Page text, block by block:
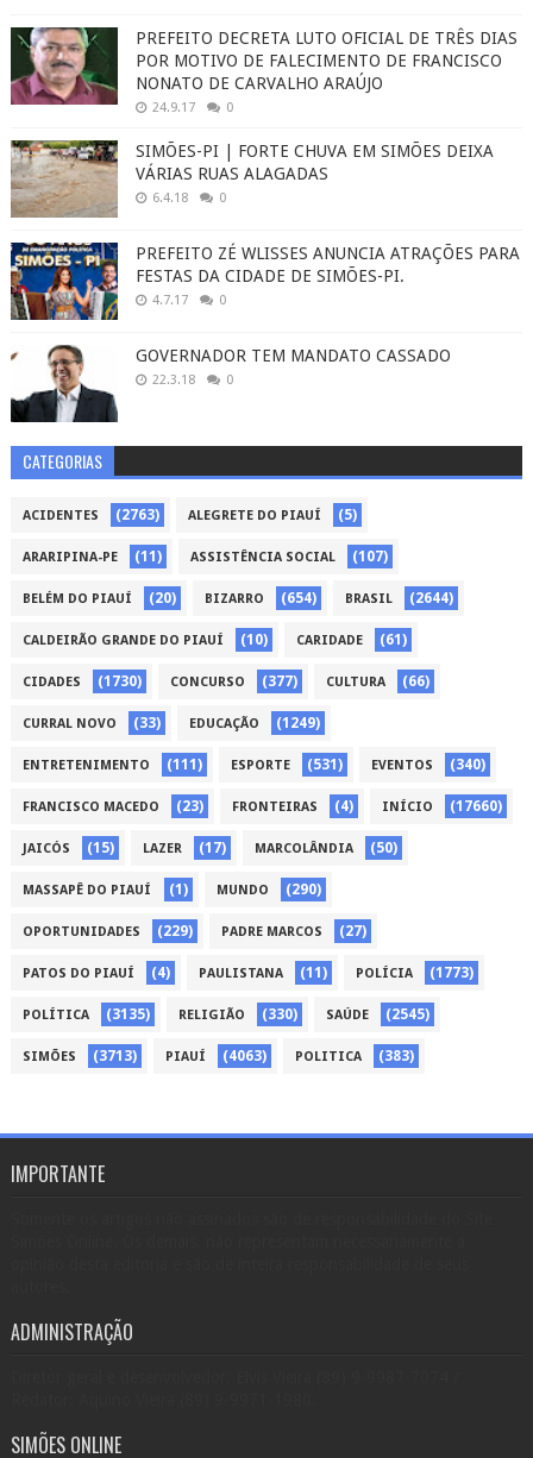
PREFEITO DECRETA LUTO OFICIAL DE TRÊS DIAS
POR MOTIVO DE FALECIMENTO DE FRANCISCO
NONATO DE CARVALHO ARAÚJO
24.9.17 0
SIMÕES-PI | FORTE CHUVA EM SIMÕES DEIXA
VÁRIAS RUAS ALAGADAS
6.4.18 0
PREFEITO ZÉ WLISSES ANUNCIA ATRAÇÕES PARA
FESTAS DA CIDADE DE SIMÕES-PI.
4.7.17 0
GOVERNADOR TEM MANDATO CASSADO
22.3.18 0
CATEGORIAS
ACIDENTES (2763) ALEGRETE DO PIAUÍ (5)
ARARIPINA-PE (11) ASSISTÊNCIA SOCIAL (107)
BELÉM DO PIAUÍ (20) BIZARRO (654) BRASIL (2644)
CALDEIRÃO GRANDE DO PIAUÍ (10) CARIDADE (61)
CIDADES (1730) CONCURSO (377) CULTURA (66)
CURRAL NOVO (33) EDUCAÇÃO (1249)
ENTRETENIMENTO (111) ESPORTE (531) EVENTOS (340)
FRANCISCO MACEDO (23) FRONTEIRAS (4) INÍCIO (17660)
JAICÓS (15) LAZER (17) MARCOLÂNDIA (50)
MASSAPÊ DO PIAUÍ (1) MUNDO (290)
OPORTUNIDADES (229) PADRE MARCOS (27)
PATOS DO PIAUÍ (4) PAULISTANA (11) POLÍCIA (1773)
POLÍTICA (3135) RELIGIÃO (330) SAÚDE (2545)
SIMÕES (3713) PIAUÍ (4063) POLITICA (383)
IMPORTANTE
ADMINISTRAÇÃO
SIMÕES ONLINE